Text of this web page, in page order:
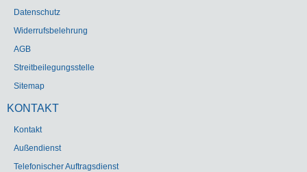
Datenschutz
Widerrufsbelehrung
AGB
Streitbeilegungsstelle
Sitemap
KONTAKT
Kontakt
Außendienst
Telefonischer Auftragsdienst